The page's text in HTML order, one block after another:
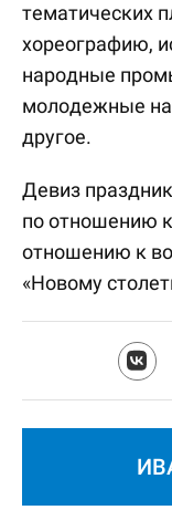
тематических
хореографию,
народные
молодежные
другое.
Девиз
по отношению
отношению к
«Новому